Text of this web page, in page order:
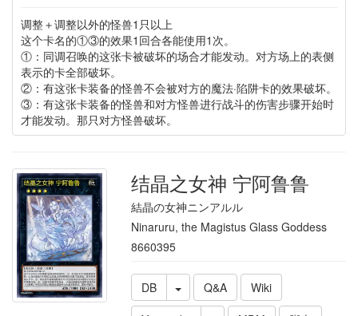
调整＋调整以外的怪兽1只以上
这个卡名的①③的效果1回合各能使用1次。
①：同调召唤的这张卡被破坏的场合才能发动。对方场上的表侧
表示的卡全部破坏。
②：有这张卡装备的怪兽不会被对方的魔法·陷阱卡的效果破坏。
③：有这张卡装备的怪兽和对方怪兽进行战斗的伤害步骤开始时
才能发动。那只对方怪兽破坏。
结晶之女神 宁阿鲁鲁
結晶の女神ニンアルル
Ninaruru, the Magistus Glass Goddess
8660395
DB Q&A
Wiki